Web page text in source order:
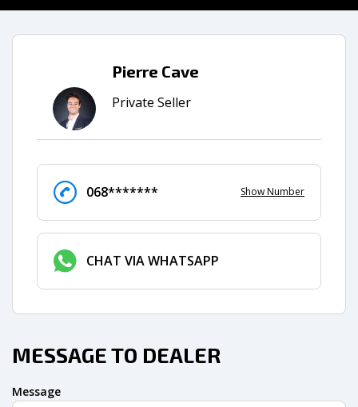
Pierre Cave
Private Seller
068******* Show Number
CHAT VIA WHATSAPP
MESSAGE TO DEALER
Message